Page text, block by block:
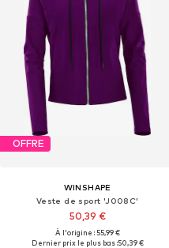
OFFRE
WINSHAPE
Veste de sport 'J008C'
50,39 €
À l'origine : 55,99 €
Dernier prix le plus bas :50,39 €